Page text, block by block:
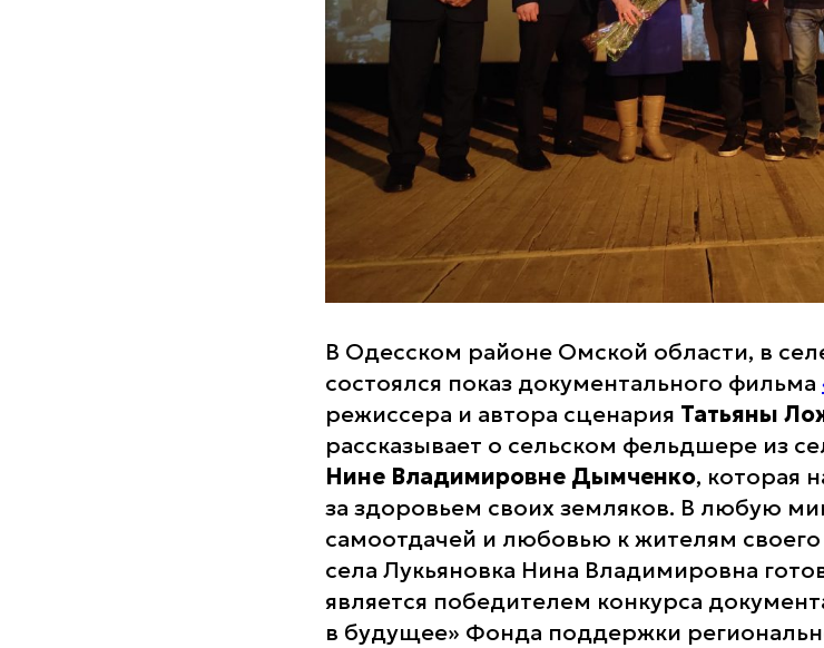
В Одесском районе Омской области, в
состоялся показ документального фильма
режиссера и автора сценария Татьяны
рассказывает о сельском фельдшере из
Нине Владимировне Дымченко, которая
за здоровьем своих земляков. В любую
самоотдачей и любовью к жителям
села Лукьяновка Нина Владимировна
является победителем конкурса
в будущее» Фонда поддержки